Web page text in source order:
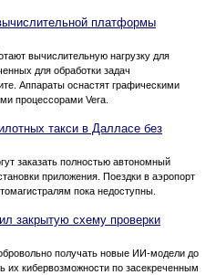
платформы
вычислительную нагрузку для
для обработки задач
Аппараты оснастят графическими
процессорами Vera.
такси в Далласе без
заказать полностью автономный
приложения. Поездки в аэропорт
пока недоступны.
закрытую схему проверки
получать новые ИИ-модели до
их кибервозможности по засекреченным